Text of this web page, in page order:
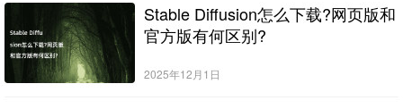
Stable Diffusion怎么下载?网页版和
官方版有何区别?
2025年12月1日